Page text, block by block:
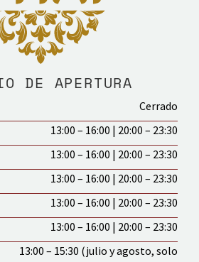
DE APERTURA
Cerrado
13:00 – 16:00 | 20:00 – 23:30
13:00 – 16:00 | 20:00 – 23:30
13:00 – 16:00 | 20:00 – 23:30
13:00 – 16:00 | 20:00 – 23:30
13:00 – 16:00 | 20:00 – 23:30
13:00 – 15:30 (julio y agosto, solo